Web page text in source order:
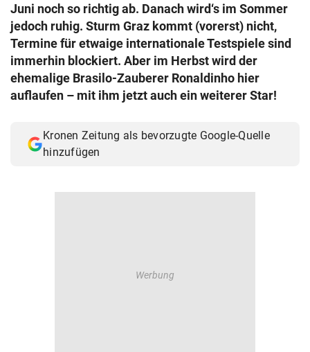
Juni noch so richtig ab. Danach wird‘s im Sommer
jedoch ruhig. Sturm Graz kommt (vorerst) nicht,
Termine für etwaige internationale Testspiele sind
immerhin blockiert. Aber im Herbst wird der
ehemalige Brasilo-Zauberer Ronaldinho hier
auflaufen – mit ihm jetzt auch ein weiterer Star!
Kronen Zeitung als bevorzugte Google-Quelle
hinzufügen